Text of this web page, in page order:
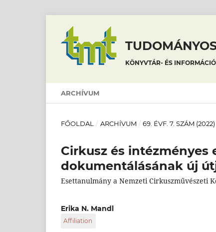
KÖNYVTÁR- ÉS
ARCHÍVUM
FŐOLDAL / ARCHÍVUM / 69. ÉVF. 7. SZÁM (2022)
Cirkusz és intézményes
dokumentálásának új
Esettanulmány a Nemzeti Cirkuszművészeti
Erika N. Mandl
Affiliation